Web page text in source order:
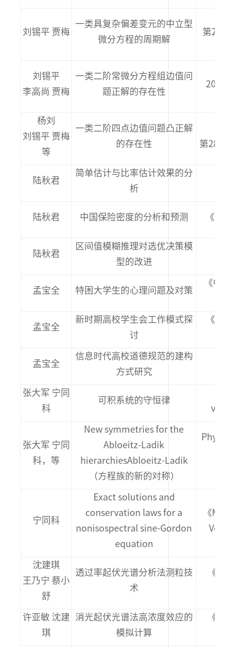
刘锡平 贾梅
一类具复杂偏差变元的中立型
微分方程的周期解
第26
刘锡平
李高尚 贾梅
一类二阶常微分方程组边值问
题正解的存在性
杨刘
刘锡平 贾梅
等
一类二阶四点边值问题凸正解
的存在性
第28
陆秋君
简单估计与比率估计效果的分
析
陆秋君 中国保险密度的分析和预测 《
陆秋君
区间值模糊推理对选优决策模
型的改进
孟宝全 特困大学生的心理问题及对策
《
孟宝全
新时期高校学生会工作模式探
讨
《
孟宝全
信息时代高校道德规范的建构
方式研究
张大军 宁同
科
可积系统的守恒律
张大军 宁同
科，等
New symmetries for the
Abloeitz-Ladik
hierarchiesAbloeitz-Ladik
（方程族的新的对称）
宁同科
Exact solutions and
conservation laws for a
nonisospectral sine-Gordon
equation
《
沈建琪
王乃宁 蔡小
舒
透过率起伏光谱分析法测粒技
术
《
许亚敏 沈建
琪
消光起伏光谱法高浓度效应的
模拟计算
《